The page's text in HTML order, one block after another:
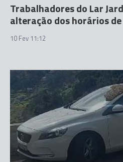
Trabalhadores do Lar
alteração dos horários
10 Fev 11:12